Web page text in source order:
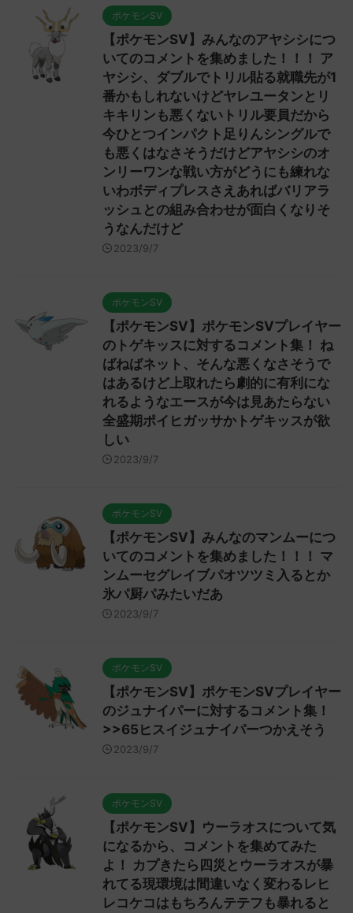
ポケモンSV
【ポケモンSV】みんなのアヤシシにつ
いてのコメントを集めました！！！ ア
ヤシシ、ダブルでトリル貼る就職先が1
番かもしれないけどヤレユータンとリ
キキリンも悪くないトリル要員だから
今ひとつインパクト足りんシングルで
も悪くはなさそうだけどアヤシシのオ
ンリーワンな戦い方がどうにも練れな
いわボディプレスさえあればバリアラ
ッシュとの組み合わせが面白くなりそ
うなんだけど
2023/9/7
ポケモンSV
【ポケモンSV】ポケモンSVプレイヤー
のトゲキッスに対するコメント集！ ね
ばねばネット、そんな悪くなさそうで
はあるけど上取れたら劇的に有利にな
れるようなエースが今は見あたらない
全盛期ポイヒガッサかトゲキッスが欲
しい
2023/9/7
ポケモンSV
【ポケモンSV】みんなのマンムーにつ
いてのコメントを集めました！！！ マ
ンムーセグレイブパオツツミ入るとか
氷パ厨パみたいだあ
2023/9/7
ポケモンSV
【ポケモンSV】ポケモンSVプレイヤー
のジュナイパーに対するコメント集！
>>65ヒスイジュナイパーつかえそう
2023/9/7
ポケモンSV
【ポケモンSV】ウーラオスについて気
になるから、コメントを集めてみた
よ！ カプきたら四災とウーラオスが暴
れてる現環境は間違いなく変わるレヒ
レコケコはもちろんテテフも暴れると